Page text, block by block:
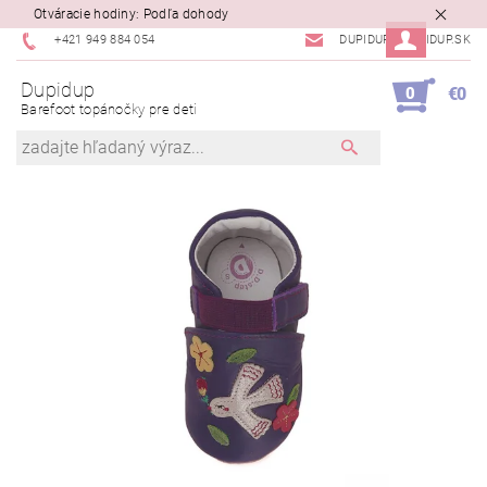
Otváracie hodiny: Podľa dohody
+421 949 884 054 DUPIDUP@DUPIDUP.SK
Dupidup
Barefoot topánočky pre deti
0 €0